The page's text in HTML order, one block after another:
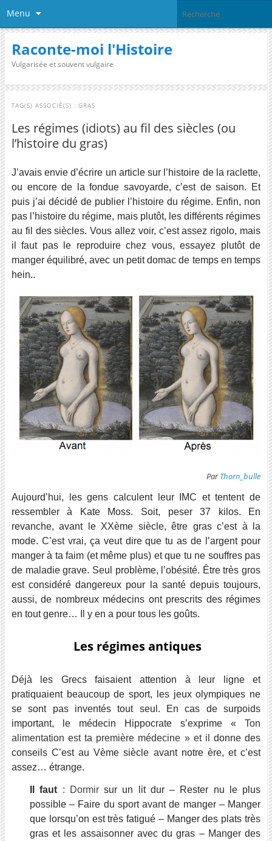
Menu
Raconte-moi l'Histoire
Vulgarisée et souvent vulgaire
TAG(S) ASSOCIÉ(S) : GRAS
Les régimes (idiots) au fil des siècles (ou
l’histoire du gras)
J’avais envie d’écrire un article sur l’histoire de la raclette,
ou encore de la fondue savoyarde, c’est de saison. Et
puis j’ai décidé de publier l’histoire du régime. Enfin, non
pas l’histoire du régime, mais plutôt, les différents régimes
au fil des siècles. Vous allez voir, c’est assez rigolo, mais
il faut pas le reproduire chez vous, essayez plutôt de
manger équilibré, avec un petit domac de temps en temps
hein..
ParThorn_bulle
Aujourd’hui, les gens calculent leur IMC et tentent de
ressembler à Kate Moss. Soit, peser 37 kilos. En
revanche, avant le XXème siècle, être gras c’est à la
mode. C’est vrai, ça veut dire que tu as de l’argent pour
manger à ta faim (et même plus) et que tu ne souffres pas
de maladie grave. Seul problème, l’obésité. Être très gros
est considéré dangereux pour la santé depuis toujours,
aussi, de nombreux médecins ont prescrits des régimes
en tout genre… Il y en a pour tous les goûts.
Les régimes antiques
Déjà les Grecs faisaient attention à leur ligne et
pratiquaient beaucoup de sport, les jeux olympiques ne
se sont pas inventés tout seul. En cas de surpoids
important, le médecin Hippocrate s’exprime «Ton
alimentation est ta première médecine » et il donne des
conseils C’est au Vème siècle avant notre ère, et c’est
assez… étrange.
Il faut : Dormirsur un lit dur – Rester nu le plus
possible – Faire du sport avant de manger – Manger
que lorsqu’on est très fatigué – Manger des plats très
gras et les assaisonner avec du gras – Manger des